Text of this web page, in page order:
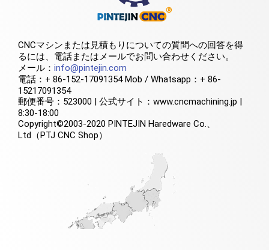
CNCマシンまたは見積もりについての質問への回答を得
るには、電話またはメールでお問い合わせください。
メール： info@pintejin.com
電話：+ 86-152-17091354 Mob / Whatsapp：+ 86-
15217091354
郵便番号：523000 | 公式サイト：www.cncmachining.jp |
8:30-18:00
Copyright©2003-2020 PINTEJIN Haredware Co.、
Ltd（PTJ CNC Shop）